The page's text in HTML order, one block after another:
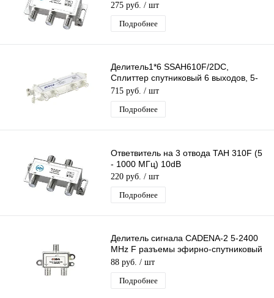
275 руб. / шт
Подробнее
Делитель1*6 SSAH610F/2DC,
Сплиттер спутниковый 6 выходов, 5-
2400МГц, прох. питание
715 руб. / шт
Подробнее
Ответвитель на 3 отвода TAH 310F (5
- 1000 МГц) 10dB
220 руб. / шт
Подробнее
Делитель сигнала CADENA-2 5-2400
MHz F разъемы эфирно-спутниковый
без прохода питания 1 вх 2 вых
88 руб. / шт
Подробнее